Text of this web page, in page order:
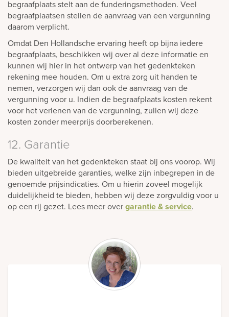
begraafplaats stelt aan de funderingsmethoden. Veel
begraafplaatsen stellen de aanvraag van een vergunning
daarom verplicht.
Omdat Den Hollandsche ervaring heeft op bijna iedere
begraafplaats, beschikken wij over al deze informatie en
kunnen wij hier in het ontwerp van het gedenkteken
rekening mee houden. Om u extra zorg uit handen te
nemen, verzorgen wij dan ook de aanvraag van de
vergunning voor u. Indien de begraafplaats kosten rekent
voor het verlenen van de vergunning, zullen wij deze
kosten zonder meerprijs doorberekenen.
12. Garantie
De kwaliteit van het gedenkteken staat bij ons voorop. Wij
bieden uitgebreide garanties, welke zijn inbegrepen in de
genoemde prijsindicaties. Om u hierin zoveel mogelijk
duidelijkheid te bieden, hebben wij deze zorgvuldig voor u
op een rij gezet. Lees meer overgarantie & service.